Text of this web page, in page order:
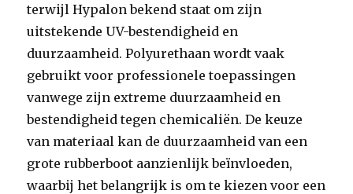
terwijl Hypalon bekend staat om zijn
uitstekende UV-bestendigheid en
duurzaamheid. Polyurethaan wordt vaak
gebruikt voor professionele toepassingen
vanwege zijn extreme duurzaamheid en
bestendigheid tegen chemicaliën. De keuze
van materiaal kan de duurzaamheid van een
grote rubberboot aanzienlijk beïnvloeden,
waarbij het belangrijk is om te kiezen voor een